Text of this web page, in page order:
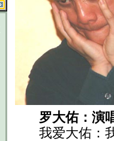
罗大佑：演
我爱大佑：我